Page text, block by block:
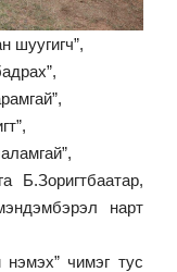
шуугигч”,
Б.Зоригтбаатар,
нарт
чимэг тус